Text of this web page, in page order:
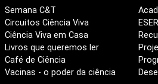
Semana C&T
Circuitos Ciência Viva
Ciência Viva em Casa
Livros que queremos ler
Café de Ciência
Vacinas - o poder da ciência